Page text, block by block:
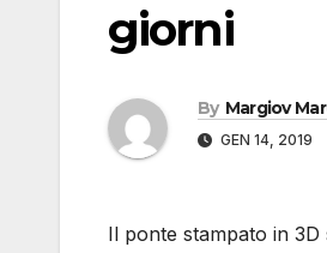
giorni
By Margiov
GEN 14, 2019
Il ponte stampato in